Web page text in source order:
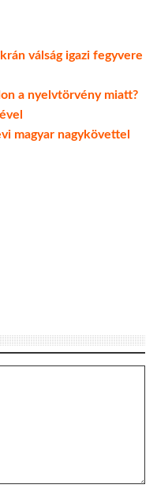
válság igazi fegyvere
a nyelvtörvény miatt?
magyar nagykövettel